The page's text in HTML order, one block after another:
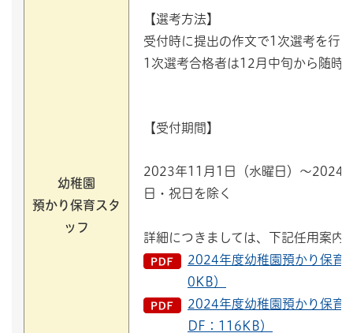
幼稚園
預かり保育スタ
ッフ
【選考方法】
受付時に提出の作文で1次選考を行
1次選考合格者は12月中旬から随時
【受付期間】
2023年11月1日（水曜日）～2024
日・祝日を除く
詳細につきましては、下記任用案内
2024年度幼稚園預かり保育
0KB）
2024年度幼稚園預かり保育
DF：116KB）